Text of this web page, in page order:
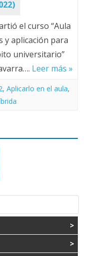
el curso “Aula
y aplicación para
universitario”
Leer más »
, Aplicarlo en el aula,
>
>